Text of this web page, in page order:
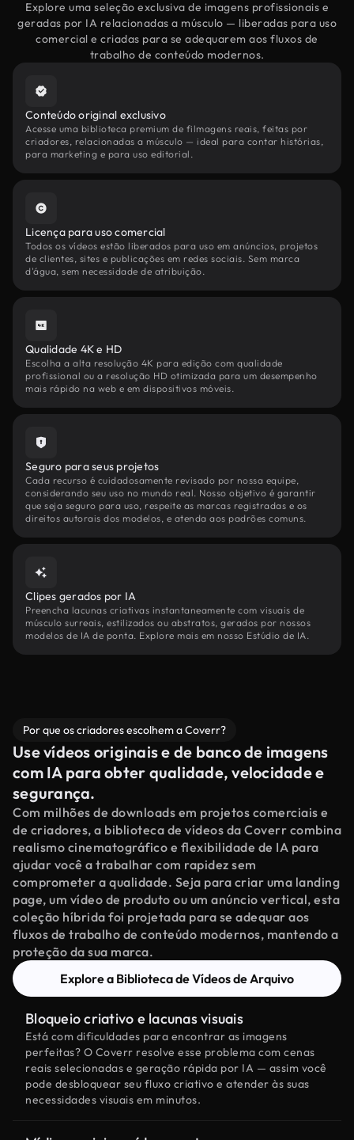
Explore uma seleção exclusiva de imagens profissionais e
geradas por IA relacionadas a músculo — liberadas para uso
comercial e criadas para se adequarem aos fluxos de
trabalho de conteúdo modernos.
Conteúdo original exclusivo
Acesse uma biblioteca premium de filmagens reais, feitas por
criadores, relacionadas a músculo — ideal para contar histórias,
para marketing e para uso editorial.
Licença para uso comercial
Todos os vídeos estão liberados para uso em anúncios, projetos
de clientes, sites e publicações em redes sociais. Sem marca
d'água, sem necessidade de atribuição.
Qualidade 4K e HD
Escolha a alta resolução 4K para edição com qualidade
profissional ou a resolução HD otimizada para um desempenho
mais rápido na web e em dispositivos móveis.
Seguro para seus projetos
Cada recurso é cuidadosamente revisado por nossa equipe,
considerando seu uso no mundo real. Nosso objetivo é garantir
que seja seguro para uso, respeite as marcas registradas e os
direitos autorais dos modelos, e atenda aos padrões comuns.
Clipes gerados por IA
Preencha lacunas criativas instantaneamente com visuais de
músculo surreais, estilizados ou abstratos, gerados por nossos
modelos de IA de ponta. Explore mais em nosso Estúdio de IA.
Por que os criadores escolhem a Coverr?
Use vídeos originais e de banco de imagens
com IA para obter qualidade, velocidade e
segurança.
Com milhões de downloads em projetos comerciais e
de criadores, a biblioteca de vídeos da Coverr combina
realismo cinematográfico e flexibilidade de IA para
ajudar você a trabalhar com rapidez sem
comprometer a qualidade. Seja para criar uma landing
page, um vídeo de produto ou um anúncio vertical, esta
coleção híbrida foi projetada para se adequar aos
fluxos de trabalho de conteúdo modernos, mantendo a
proteção da sua marca.
Explore a Biblioteca de Vídeos de Arquivo
Bloqueio criativo e lacunas visuais
Está com dificuldades para encontrar as imagens
perfeitas? O Coverr resolve esse problema com cenas
reais selecionadas e geração rápida por IA — assim você
pode desbloquear seu fluxo criativo e atender às suas
necessidades visuais em minutos.